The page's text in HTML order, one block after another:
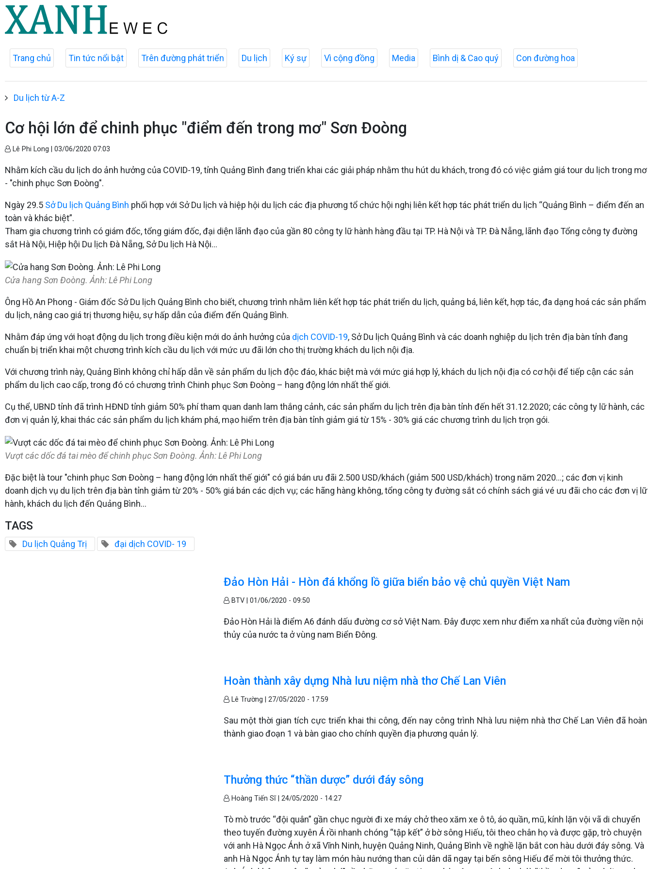
Trang chủ Tin tức nổi bật Trên đường phát triển Du lịch Ký sự Vì cộng đồng Media Bình dị & Cao quý Con đường hoa
Du lịch từ A-Z
Cơ hội lớn để chinh phục "điểm đến trong mơ" Sơn Đoòng
Lê Phi Long | 03/06/2020 07:03
Nhằm kích cầu du lịch do ảnh hưởng của COVID-19, tỉnh Quảng Bình đang triển khai các giải pháp nhằm thu hút du khách, trong đó có việc giảm giá tour du lịch trong mơ
- "chinh phục Sơn Đoòng".
Ngày 29.5 Sở Du lịch Quảng Bình phối hợp với Sở Du lịch và hiệp hội du lịch các địa phương tổ chức hội nghị liên kết hợp tác phát triển du lịch “Quảng Bình – điểm đến an
toàn và khác biệt”.
Tham gia chương trình có giám đốc, tổng giám đốc, đại diện lãnh đạo của gần 80 công ty lữ hành hàng đầu tại TP. Hà Nội và TP. Đà Nẵng, lãnh đạo Tổng công ty đường
sắt Hà Nội, Hiệp hội Du lịch Đà Nẵng, Sở Du lịch Hà Nội…
Cửa hang Sơn Đoòng. Ảnh: Lê Phi Long
Ông Hồ An Phong - Giám đốc Sở Du lịch Quảng Bình cho biết, chương trình nhằm liên kết hợp tác phát triển du lịch, quảng bá, liên kết, hợp tác, đa dạng hoá các sản phẩm
du lịch, nâng cao giá trị thương hiệu, sự hấp dẫn của điểm đến Quảng Bình.
Nhằm đáp ứng với hoạt động du lịch trong điều kiện mới do ảnh hưởng của dịch COVID-19, Sở Du lịch Quảng Bình và các doanh nghiệp du lịch trên địa bàn tỉnh đang
chuẩn bị triển khai một chương trình kích cầu du lịch với mức ưu đãi lớn cho thị trường khách du lịch nội địa.
Với chương trình này, Quảng Bình không chỉ hấp dẫn về sản phẩm du lịch độc đáo, khác biệt mà với mức giá hợp lý, khách du lịch nội địa có cơ hội để tiếp cận các sản
phẩm du lịch cao cấp, trong đó có chương trình Chinh phục Sơn Đoòng – hang động lớn nhất thế giới.
Cụ thể, UBND tỉnh đã trình HĐND tỉnh giảm 50% phí tham quan danh lam thắng cảnh, các sản phẩm du lịch trên địa bàn tỉnh đến hết 31.12.2020; các công ty lữ hành, các
đơn vị quản lý, khai thác các sản phẩm du lịch khám phá, mạo hiểm trên địa bàn tỉnh giảm giá từ 15% - 30% giá các chương trình du lịch trọn gói.
Vượt các dốc đá tai mèo để chinh phục Sơn Đoòng. Ảnh: Lê Phi Long
Đặc biệt là tour "chinh phục Sơn Đoòng – hang động lớn nhất thế giới" có giá bán ưu đãi 2.500 USD/khách (giảm 500 USD/khách) trong năm 2020…; các đơn vị kinh
doanh dịch vụ du lịch trên địa bàn tỉnh giảm từ 20% - 50% giá bán các dịch vụ; các hãng hàng không, tổng công ty đường sắt có chính sách giá vé ưu đãi cho các đơn vị lữ
hành, khách du lịch đến Quảng Bình...
TAGS
Du lịch Quảng Trị đại dịch COVID- 19
Đảo Hòn Hải - Hòn đá khổng lồ giữa biển bảo vệ chủ quyền Việt Nam
BTV |01/06/2020 - 09:50
Đảo Hòn Hải là điểm A6 đánh dấu đường cơ sở Việt Nam. Đây được xem như điểm xa nhất của đường viền nội
thủy của nước ta ở vùng nam Biển Đông.
Hoàn thành xây dựng Nhà lưu niệm nhà thơ Chế Lan Viên
Lê Trường |27/05/2020 - 17:59
Sau một thời gian tích cực triển khai thi công, đến nay công trình Nhà lưu niệm nhà thơ Chế Lan Viên đã hoàn
thành giao đoạn 1 và bàn giao cho chính quyền địa phương quản lý.
Thưởng thức “thần dược” dưới đáy sông
Hoàng Tiến Sĩ |24/05/2020 - 14:27
Tò mò trước “đội quân” gần chục người đi xe máy chở theo xăm xe ô tô, áo quần, mũ, kính lặn vội vã di chuyển
theo tuyến đường xuyên Á rồi nhanh chóng “tập kết” ở bờ sông Hiếu, tôi theo chân họ và được gặp, trò chuyện
với anh Hà Ngọc Ánh ở xã Vĩnh Ninh, huyện Quảng Ninh, Quảng Bình về nghề lặn bắt con hàu dưới đáy sông. Và
anh Hà Ngọc Ánh tự tay làm món hàu nướng than củi dân dã ngay tại bến sông Hiếu để mời tôi thưởng thức.